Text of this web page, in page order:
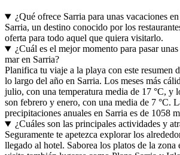
¿Qué ofrece Sarria para unas vacaciones
Sarria, un destino conocido por los
oferta para todo aquel que quiera visitarlo.
¿Cuál es el mejor momento para pasar
mar en Sarria?
Planifica tu viaje a la playa con este resumen
lo largo del año en Sarria. Los meses más
julio, con una temperatura media de 17 °C, y
son febrero y enero, con una media de 7 °C.
precipitaciones anuales en Sarria es de 1058
¿Cuáles son las principales actividades y
Seguramente te apetezca explorar los
llegado al hotel. Saborea los platos de la zona